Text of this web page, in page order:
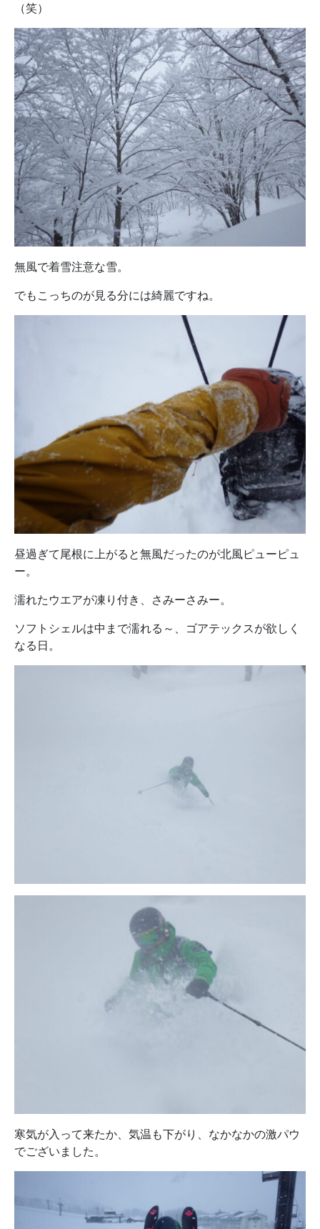
（笑）
無風で着雪注意な雪。
でもこっちのが見る分には綺麗ですね。
昼過ぎて尾根に上がると無風だったのが北風ピューピュ
ー。
濡れたウエアが凍り付き、さみーさみー。
ソフトシェルは中まで濡れる～、ゴアテックスが欲しく
なる日。
寒気が入って来たか、気温も下がり、なかなかの激パウ
でございました。